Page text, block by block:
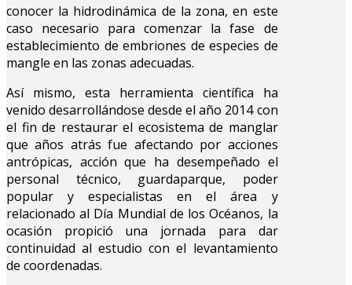
conocer la hidrodinámica de la zona, en este
caso necesario para comenzar la fase de
establecimiento de embriones de especies de
mangle en las zonas adecuadas.
Así mismo, esta herramienta científica ha
venido desarrollándose desde el año 2014 con
el fin de restaurar el ecosistema de manglar
que años atrás fue afectando por acciones
antrópicas, acción que ha desempeñado el
personal técnico, guardaparque, poder
popular y especialistas en el área y
relacionado al Día Mundial de los Océanos, la
ocasión propició una jornada para dar
continuidad al estudio con el levantamiento
de coordenadas.